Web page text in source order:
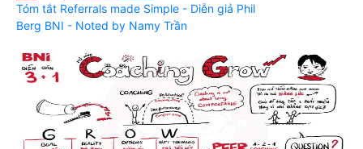
Tóm tắt Referrals made Simple - Diễn giả Phil
Berg BNI - Noted by Namy Trần